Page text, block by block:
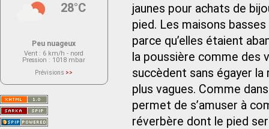
jaunes pour achats de
pied. Les maisons
parce qu’elles étaient
la poussière comme des
succèdent sans égayer
plus vagues. Comme
permet de s’amuser à
réverbère dont le pied
28°C
Peu nuageux
Vent : 6 km/h - nord
Pression : 1018 mbar
Prévisions >>
actuellement aucune prévision
Saint-Nom.
Veuillez consulter le message du
service ci-dessous.
(401 - Invalid API key. Please see
https://openweathermap.org/faq#error401